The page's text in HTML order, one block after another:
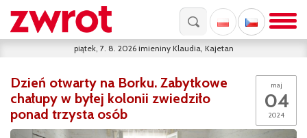
piątek, 7. 8. 2026 imieniny Klaudia, Kajetan
maj
04
2024
Dzień otwarty na Borku. Zabytkowe
chałupy w byłej kolonii zwiedziło
ponad trzysta osób